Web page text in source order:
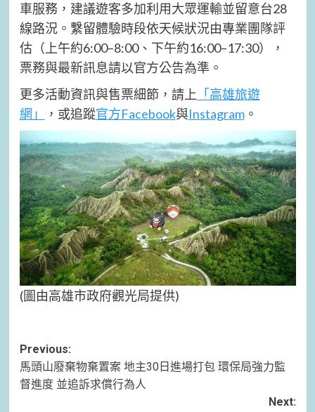
車服務，建議遊客多加利用大眾運輸並留意台28
線路況。繫留體驗時段依天候狀況由專業團隊評
估（上午約6:00–8:00、下午約16:00–17:30），
票務與最新訊息請以官方公告為準。
更多活動資訊與售票細節，請上 「高雄旅遊
網」
，或追蹤官方Facebook與Instagram。
(圖由高雄市政府觀光局提供)
Post
navigation
Previous:
馬頭山廢棄物棄置案 地主30日進場打包 環保局強力監
督進度 並追訴求償行為人
Next: